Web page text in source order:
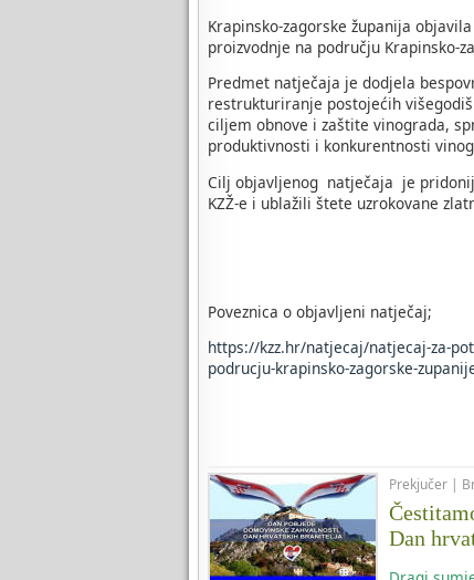
Krapinsko-zagorske županija
proizvodnje na području Krapinsko-
Predmet natječaja je dodjela
restrukturiranje postojećih
ciljem obnove i zaštite vinograda,
produktivnosti i konkurentnosti
Cilj objavljenog natječaja je
KZŽ-e i ublažili štete uzrokovane
Poveznica o objavljeni natječaj;
https://kzz.hr/natjecaj/natjecaj-za-
podrucju-krapinsko-zagorske-
Prekjučer |
Dan